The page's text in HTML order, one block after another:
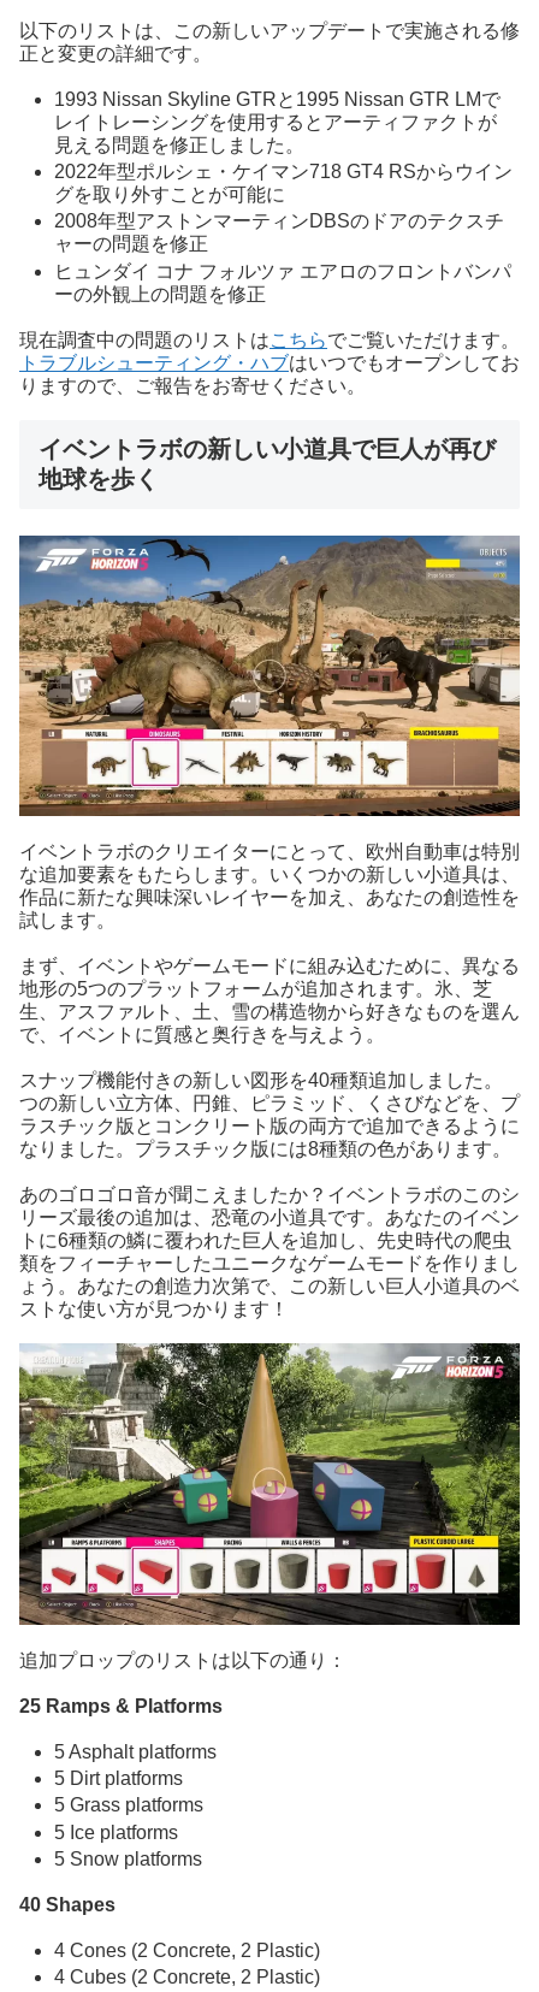
以下のリストは、この新しいアップデートで実施される修
正と変更の詳細です。
1993 Nissan Skyline GTRと1995 Nissan GTR LMで
レイトレーシングを使用するとアーティファクトが
見える問題を修正しました。
2022年型ポルシェ・ケイマン718 GT4 RSからウイン
グを取り外すことが可能に
2008年型アストンマーティンDBSのドアのテクスチ
ャーの問題を修正
ヒュンダイ コナ フォルツァ エアロのフロントバンパ
ーの外観上の問題を修正
現在調査中の問題のリストはこちらでご覧いただけます。
トラブルシューティング・ハブはいつでもオープンしてお
りますので、ご報告をお寄せください。
イベントラボの新しい小道具で巨人が再び
地球を歩く
イベントラボのクリエイターにとって、欧州自動車は特別
な追加要素をもたらします。いくつかの新しい小道具は、
作品に新たな興味深いレイヤーを加え、あなたの創造性を
試します。
まず、イベントやゲームモードに組み込むために、異なる
地形の5つのプラットフォームが追加されます。氷、芝
生、アスファルト、土、雪の構造物から好きなものを選ん
で、イベントに質感と奥行きを与えよう。
スナップ機能付きの新しい図形を40種類追加しました。
つの新しい立方体、円錐、ピラミッド、くさびなどを、プ
ラスチック版とコンクリート版の両方で追加できるように
なりました。プラスチック版には8種類の色があります。
あのゴロゴロ音が聞こえましたか？イベントラボのこのシ
リーズ最後の追加は、恐竜の小道具です。あなたのイベン
トに6種類の鱗に覆われた巨人を追加し、先史時代の爬虫
類をフィーチャーしたユニークなゲームモードを作りまし
ょう。あなたの創造力次第で、この新しい巨人小道具のベ
ストな使い方が見つかります！
追加プロップのリストは以下の通り：
25 Ramps & Platforms
5 Asphalt platforms
5 Dirt platforms
5 Grass platforms
5 Ice platforms
5 Snow platforms
40 Shapes
4 Cones (2 Concrete, 2 Plastic)
4 Cubes (2 Concrete, 2 Plastic)